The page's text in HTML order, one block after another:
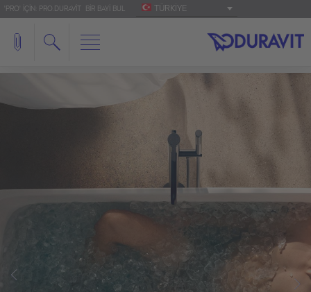
'PRO' IÇIN: PRO.DURAVIT BIR BAYI BUL TÜRKIYE